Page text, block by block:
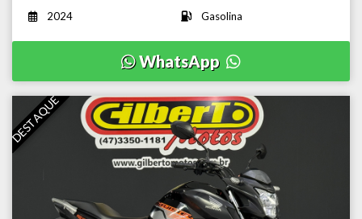
2024
Gasolina
WhatsApp
DESTAQUE